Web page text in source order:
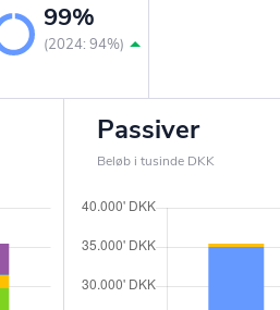
99%
(2024: 94%)
Passiver
Beløb i tusinde DKK